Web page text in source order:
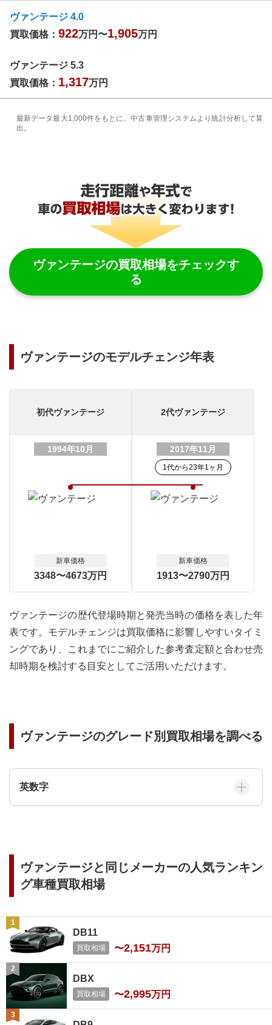
ヴァンテージ 4.0
買取価格： 922万円〜1,905万円
ヴァンテージ 5.3
買取価格： 1,317万円
最新データ最大1,000件をもとに、中古車管理システムより統計分析して算
出。
ヴァンテージの買取相場をチェックす
る
ヴァンテージのモデルチェンジ年表
初代ヴァンテージ
1994年10月
新車価格
3348〜4673万円
2代ヴァンテージ
2017年11月
1代から23年1ヶ月
新車価格
1913〜2790万円
ヴァンテージの歴代登場時期と発売当時の価格を表した年
表です。モデルチェンジは買取価格に影響しやすいタイミ
ングであり、これまでにご紹介した参考査定額と合わせ売
却時期を検討する目安としてご活用いただけます。
ヴァンテージのグレード別買取相場を調べる
英数字
ヴァンテージと同じメーカーの人気ランキン
グ車種買取相場
DB11
買取相場 〜2,151万円
DBX
買取相場 〜2,995万円